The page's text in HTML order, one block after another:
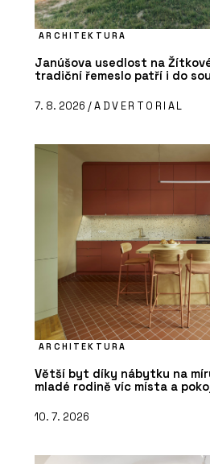
ARCHITEKTURA
Janúšova usedlost na
tradiční řemeslo patří i do
7. 8. 2026 /ADVERTORIAL
ARCHITEKTURA
Větší byt díky nábytku na
mladé rodině víc místa a
10. 7. 2026